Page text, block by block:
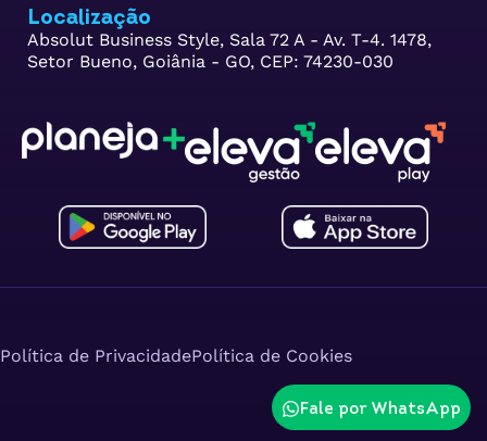
Localização
Absolut Business Style, Sala 72 A - Av. T-4. 1478,
Setor Bueno, Goiânia - GO, CEP: 74230-030
Política de PrivacidadePolítica de Cookies
Fale por WhatsApp